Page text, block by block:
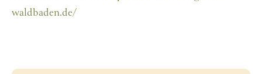
waldbaden.de/